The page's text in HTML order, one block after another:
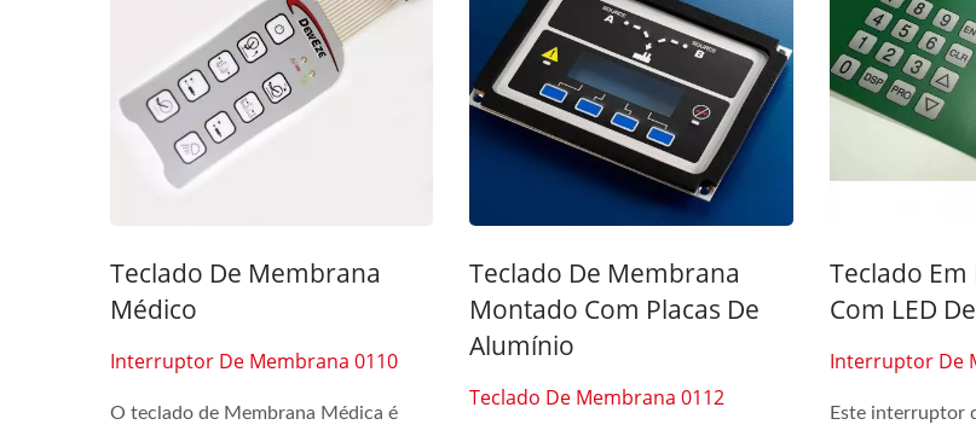
Teclado De Membrana
Médico
Interruptor De Membrana 0110
O teclado de Membrana Médica é
Teclado De Membrana
Montado Com Placas De
Alumínio
Teclado De Membrana 0112
Teclado Em
Com LED
Interruptor De
Este interruptor